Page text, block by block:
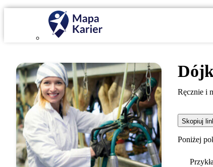
Ręcznie i
Skopiuj
Poniżej